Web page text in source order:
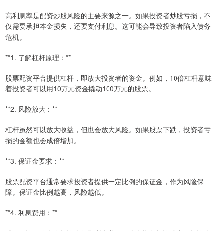
高利息率是配资炒股风险的主要来源之一。如果投资者炒股亏损，不
仅需要承担本金损失，还要支付利息。这可能会导致投资者陷入债务
危机。
**1. 了解杠杆原理：**
股票配资平台提供杠杆，即放大投资者的资金。例如，10倍杠杆意味
着投资者可以用10万元资金撬动100万元的股票。
**2. 风险放大：**
杠杆虽然可以放大收益，但也会放大风险。如果股票下跌，投资者亏
损的金额也会成倍增加。
**3. 保证金要求：**
股票配资平台通常要求投资者提供一定比例的保证金，作为风险保
障。保证金比例越高，风险越低。
**4. 利息费用：**